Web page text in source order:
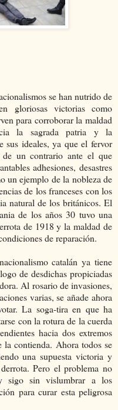
se han nutrido de
gloriosas victorias como
para corroborar la maldad
la sagrada patria y la
sus ideales, ya que el fervor
de un contrario ante el que
adhesiones, desastres
un ejemplo de la nobleza de
de los franceses con los
natural de los británicos. El
de los años 30 tuvo una
de 1918 y la maldad de
de reparación.
catalán ya tiene
de desdichas propiciadas
Al rosario de invasiones,
varias, se añade ahora
La soga-tira en que ha
con la rotura de la cuerda
hacia dos extremos
la contienda. Ahora todos se
una supuesta victoria y
Pero el problema no
sigo sin vislumbrar a los
para curar esta peligrosa